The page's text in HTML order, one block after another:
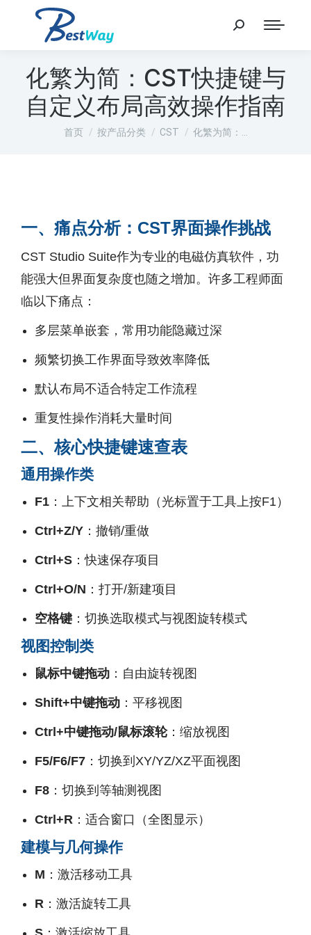
化繁为简：CST快捷键与
自定义布局高效操作指南
您在这里：
首页 按产品分类 CST 化繁为简：…
一、痛点分析：CST界面操作挑战
CST Studio Suite作为专业的电磁仿真软件，功
能强大但界面复杂度也随之增加。许多工程师面
临以下痛点：
多层菜单嵌套，常用功能隐藏过深
频繁切换工作界面导致效率降低
默认布局不适合特定工作流程
重复性操作消耗大量时间
二、核心快捷键速查表
通用操作类
F1 ：上下文相关帮助（光标置于工具上按F1）
Ctrl+Z/Y ：撤销/重做
Ctrl+S ：快速保存项目
Ctrl+O/N ：打开/新建项目
空格键：切换选取模式与视图旋转模式
视图控制类
鼠标中键拖动 ：自由旋转视图
Shift+中键拖动 ：平移视图
Ctrl+中键拖动/鼠标滚轮：缩放视图
F5/F6/F7 ：切换到XY/YZ/XZ平面视图
F8 ：切换到等轴测视图
Ctrl+R ：适合窗口（全图显示）
建模与几何操作
M ：激活移动工具
R ：激活旋转工具